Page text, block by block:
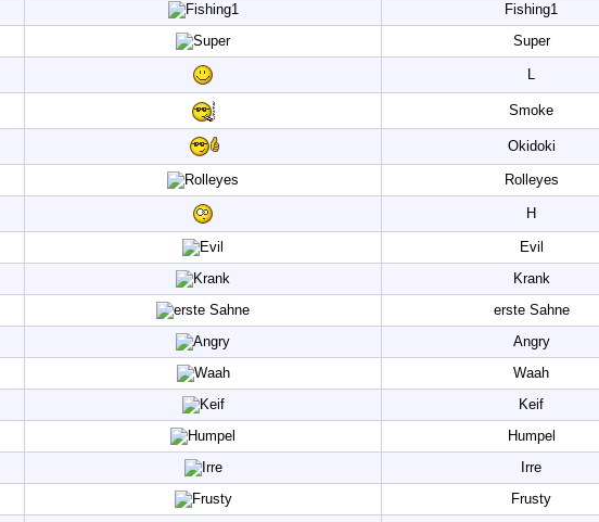
Fishing1
Super
L
Smoke
Okidoki
Rolleyes
H
Evil
Krank
erste Sahne
Angry
Waah
Keif
Humpel
Irre
Frusty